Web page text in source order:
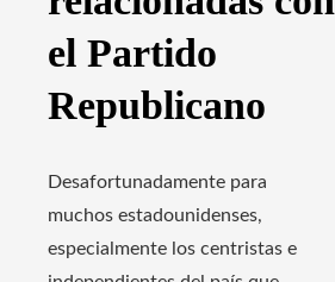
el Partido
Republicano
Desafortunadamente para
muchos estadounidenses,
especialmente los centristas e